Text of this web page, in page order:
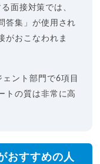
面接対策では、
答集」が使用され
がおこなわれま
ント部門で6項目
トの質は非常に高
おすすめの人